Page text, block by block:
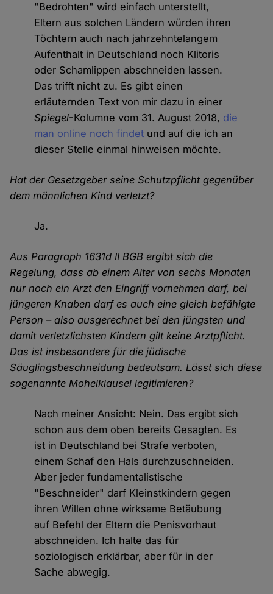
"Bedrohten" wird einfach unterstellt,
Eltern aus solchen Ländern würden ihren
Töchtern auch nach jahrzehntelangem
Aufenthalt in Deutschland noch Klitoris
oder Schamlippen abschneiden lassen.
Das trifft nicht zu. Es gibt einen
erläuternden Text von mir dazu in einer
Spiegel-Kolumne vom 31. August 2018, die
man online noch findet und auf die ich an
dieser Stelle einmal hinweisen möchte.
Hat der Gesetzgeber seine Schutzpflicht gegenüber
dem männlichen Kind verletzt?
Ja.
Aus Paragraph 1631d II BGB ergibt sich die
Regelung, dass ab einem Alter von sechs Monaten
nur noch ein Arzt den Eingriff vornehmen darf, bei
jüngeren Knaben darf es auch eine gleich befähigte
Person – also ausgerechnet bei den jüngsten und
damit verletzlichsten Kindern gilt keine Arztpflicht.
Das ist insbesondere für die jüdische
Säuglingsbeschneidung bedeutsam. Lässt sich diese
sogenannte Mohelklausel legitimieren?
Nach meiner Ansicht: Nein. Das ergibt sich
schon aus dem oben bereits Gesagten. Es
ist in Deutschland bei Strafe verboten,
einem Schaf den Hals durchzuschneiden.
Aber jeder fundamentalistische
"Beschneider" darf Kleinstkindern gegen
ihren Willen ohne wirksame Betäubung
auf Befehl der Eltern die Penisvorhaut
abschneiden. Ich halte das für
soziologisch erklärbar, aber für in der
Sache abwegig.